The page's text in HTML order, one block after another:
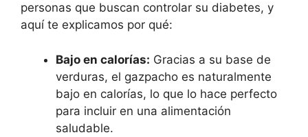
personas que buscan controlar su diabetes, y
aquí te explicamos por qué:
Bajo en calorías: Gracias a su base de
verduras, el gazpacho es naturalmente
bajo en calorías, lo que lo hace perfecto
para incluir en una alimentación
saludable.